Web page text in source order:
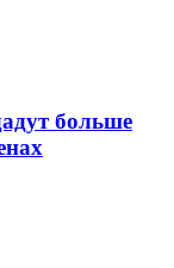
больше